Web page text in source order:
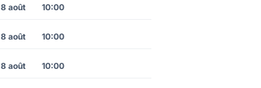
8 août 10:00
8 août 10:00
8 août 10:00